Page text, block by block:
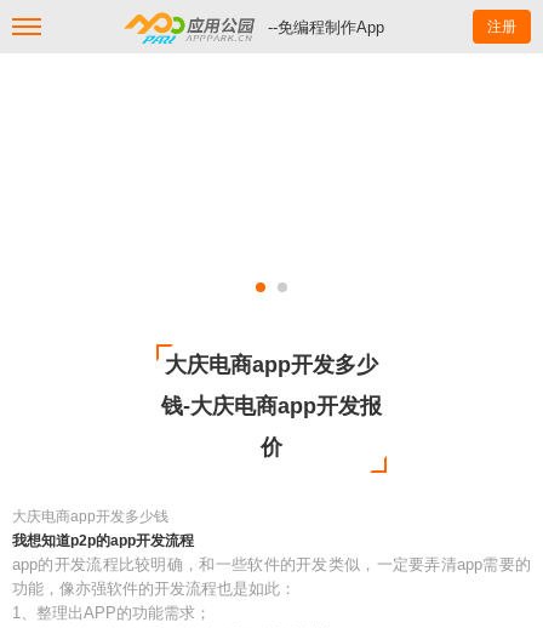
--免编程制作App 注册
大庆电商app开发多少
钱-大庆电商app开发报
价
大庆电商app开发多少钱
我想知道p2p的app开发流程
app的开发流程比较明确，和一些软件的开发类似，一定要弄清app需要的
功能，像亦强软件的开发流程也是如此：
1、整理出APP的功能需求；